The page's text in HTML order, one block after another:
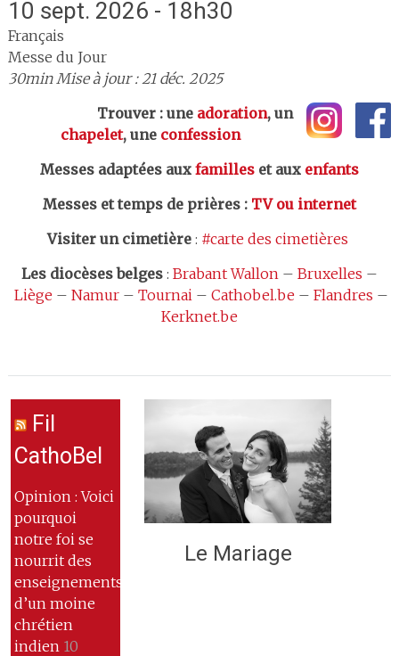
10 sept. 2026 - 18h30
Français
Messe du Jour
30min Mise à jour : 21 déc. 2025
Trouver : une adoration, un
chapelet, une confession
Messes adaptées aux familleset aux enfants
Messes et temps de prières: TV ou internet
Visiter un cimetière: #carte des cimetières
Les diocèses belges: Brabant Wallon– Bruxelles –
Liège – Namur– Tournai– Cathobel.be – Flandres –
Kerknet.be
Fil
CathoBel
Opinion : Voici
pourquoi
notre foi se
nourrit des
enseignements
d’un moine
chrétien
indien 10
Le Mariage